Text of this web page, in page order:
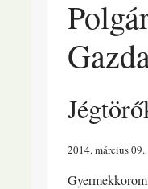
2014. március 09